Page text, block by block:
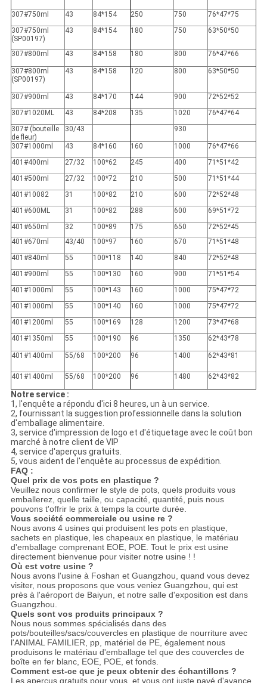
307#750ml 43 84*154 250 750
76*47*75
307#750ml
(SP00197)
43 84*154 180 750 63*50*50
307#800ml 43 84*158 180 800 76*47*66
307#800ml
(SP00197)
43 84*158 120 800 63*50*50
307#900ml 43 84*170 144 900
72*52*52
307#1020ML
43 84*208 135 1020
76*47*64
307# (bouteille
de fleur)
30/43 930
307#1000ml 43 84*160 160 1000
76*47*66
401#400ml
27/32 100*62 245 400
71*51*42
401#500ml
27/32 100*72 210 500
71*51*44
401#10082
31 100*82 210 600
72*52*48
401#600ML
31 100*82 288 600
69*51*72
401#650ml
32 100*89 175 650
72*52*45
401#670ml
43/40 100*97 160 670
71*51*48
401#840ml
55 100*118 140 840
72*52*48
401#900ml
55 100*130 160 900
71*51*54
401#1000ml
55 100*143 160 1000
75*47*72
401#1000ml
55 100*140 160 1000
75*47*72
401#1200ml
55 100*169 128 1200
73*47*68
401#1350ml
55 100*190 96 1350 62*43*78
401#1400ml 55/68 100*200 96 1400 62*43*81
401#1400ml 55/68 100*200 96 1480 62*43*82
Notre service :
1, l'enquête a répondu d'ici 8 heures, un à un service.
2, fournissant la suggestion professionnelle dans la solution
d'emballage alimentaire.
3, service d'impression de logo et d'étiquetage avec le coût bon
marché à notre client de VIP
4, service d'aperçus gratuits.
5, vous aident de l'enquête au processus de expédition.
FAQ :
Quel prix de vos pots en plastique ?
Veuillez nous confirmer le style de pots, quels produits vous
emballerez, quelle taille, ou capacité, quantité, puis nous
pouvons t'offrir le prix à temps la courte durée.
Vous société commerciale ou usine re ?
Nous avons 4 usines qui produisent les pots en plastique,
sachets en plastique, les chapeaux en plastique, le matériau
d'emballage comprenant EOE, POE. Tout le prix est usine
directement bienvenue pour visiter notre usine ! !
Où est votre usine ?
Nous avons l'usine à Foshan et Guangzhou, quand vous devez
visiter, nous proposons que vous veniez Guangzhou, qui est
près à l'aéroport de Baiyun, et notre salle d'exposition est dans
Guangzhou.
Quels sont vos produits principaux ?
Nous nous sommes spécialisés dans des
pots/bouteilles/sacs/couvercles en plastique de nourriture avec
l'ANIMAL FAMILIER, pp, matériel de PE, également nous
produisons le matériau d'emballage tel que des couvercles de
boîte en fer blanc, EOE, POE, et fonds.
Comment est-ce que je peux obtenir des échantillons ?
Les aperçus gratuits pour vous, et vous ont juste payé d'avance